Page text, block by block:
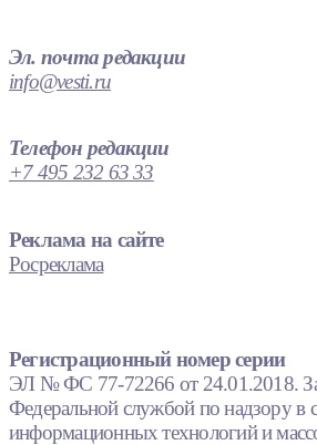
Эл. почта редакции
info@vesti.ru
Телефон редакции
+7 495 232 63 33
Реклама на сайте
Росреклама
Регистрационный номер серии
ЭЛ № ФС 77-72266 от 24.01.2018.
Федеральной службой по надзору в
информационных технологий и